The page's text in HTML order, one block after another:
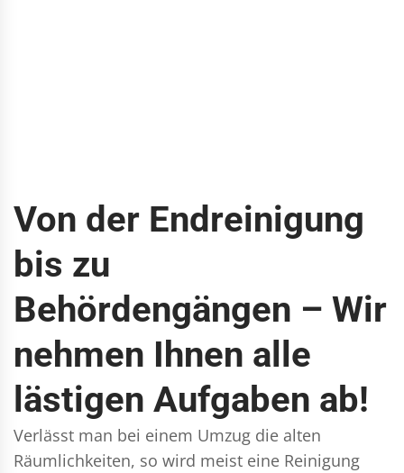
Von der Endreinigung
bis zu
Behördengängen – Wir
nehmen Ihnen alle
lästigen Aufgaben ab!
Verlässt man bei einem Umzug die alten
Räumlichkeiten, so wird meist eine Reinigung